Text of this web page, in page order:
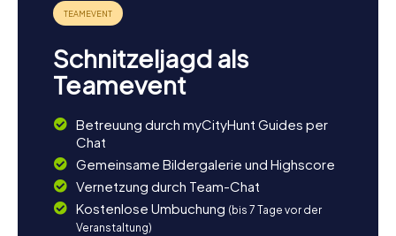
Schnitzeljagd als
Teamevent
Betreuung durch myCityHunt Guides per
Chat
Gemeinsame Bildergalerie und Highscore
Vernetzung durch Team-Chat
Kostenlose Umbuchung (bis 7 Tage vor der
Veranstaltung)